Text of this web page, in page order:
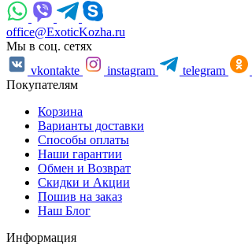
office@ExoticKozha.ru
Мы в соц. сетях
vkontakte
instagram telegram
Покупателям
Корзина
Варианты доставки
Способы оплаты
Наши гарантии
Обмен и Возврат
Скидки и Акции
Пошив на заказ
Наш Блог
Информация